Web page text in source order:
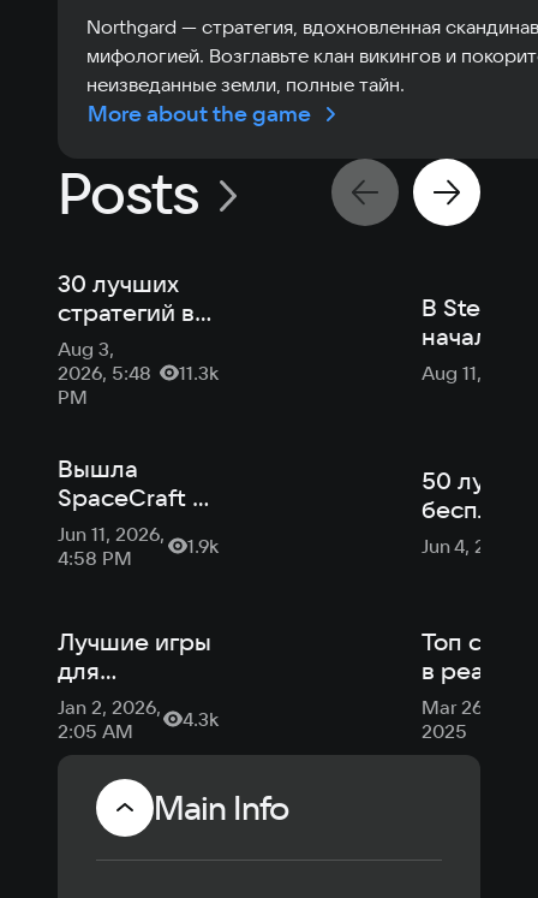
Northgard — стратегия, вдохновленная
мифологией. Возглавьте клан викингов и
неизведанные земли, полные тайн.
More about the game
Posts
30 лучших
стратегий в
2026 году на
ПК и
консолях
Aug 3,
2026, 5:48
PM
11.3k
Вышла
SpaceCraft —
MMO про
космос от
Wars и
Northgard
Jun 11, 2026,
4:58 PM
1.9k
Лучшие игры
для
новогодних
праздников
Jan 2, 2026,
2:05 AM
4.3k
В Steam
начался
4X-игр»
Aug 11, 2025
50
игр на
Jun 4, 2025
Топ
в
времени
для ПК
Mar 26,
2025
Main Info